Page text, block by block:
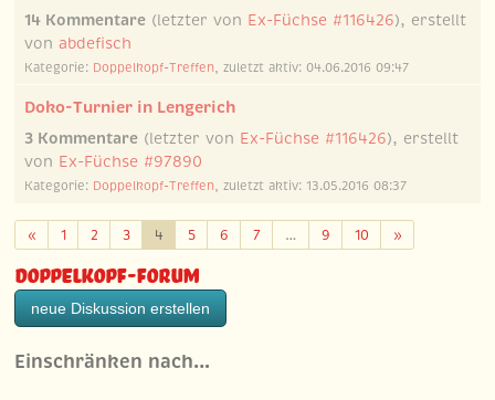
14 Kommentare(letzter von Ex-Füchse #116426), erstellt
von abdefisch
Kategorie: Doppelkopf-Treffen, zuletzt aktiv: 04.06.2016 09:47
Doko-Turnier in Lengerich
3 Kommentare(letzter von Ex-Füchse #116426), erstellt
von Ex-Füchse #97890
Kategorie: Doppelkopf-Treffen, zuletzt aktiv: 13.05.2016 08:37
«Zurück
1 2 3 4 5 6 7 … 9 10 »Weiter
Doppelkopf-Forum
neue Diskussion erstellen
Einschränken nach…